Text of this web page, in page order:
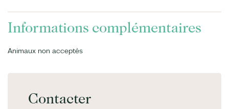
Informations complémentaires
Animaux non acceptés
Contacter